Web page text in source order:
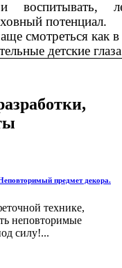
воспитывать,
потенциал.
смотреться как в
детские
предмет декора.
технике,
неповторимые
силу!...